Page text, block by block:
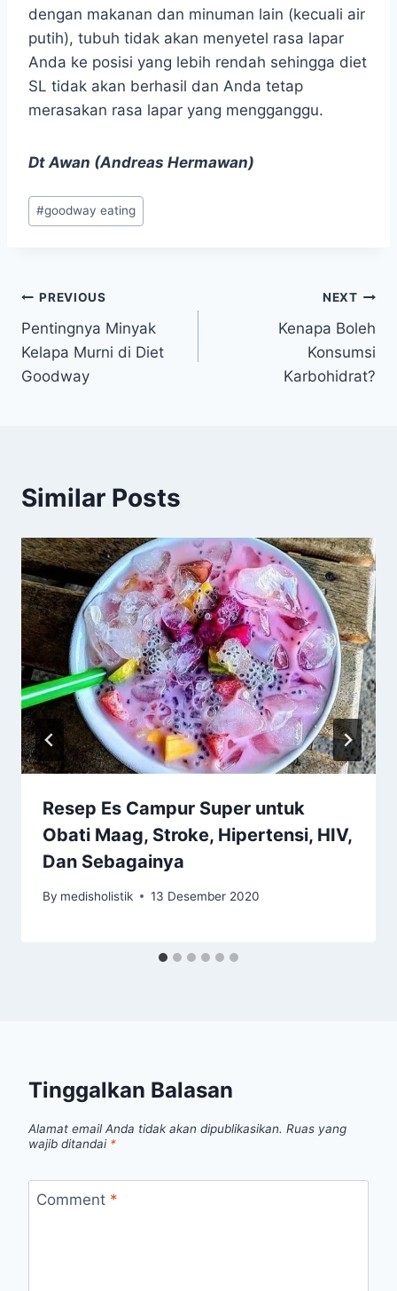
dengan makanan dan minuman lain (kecuali air
putih), tubuh tidak akan menyetel rasa lapar
Anda ke posisi yang lebih rendah sehingga diet
SL tidak akan berhasil dan Anda tetap
merasakan rasa lapar yang mengganggu.
Dt Awan (Andreas Hermawan)
Post
Tags:
#goodway eating
Navigasi
pos
PREVIOUS
Pentingnya Minyak
Kelapa Murni di Diet
Goodway
NEXT
Kenapa Boleh
Konsumsi
Karbohidrat?
Similar Posts
Resep Es Campur Super untuk
Obati Maag, Stroke, Hipertensi, HIV,
Dan Sebagainya
By medisholistik 13 Desember 2020
Tinggalkan Balasan
Alamat email Anda tidak akan dipublikasikan. Ruas yang
wajib ditandai *
Comment *